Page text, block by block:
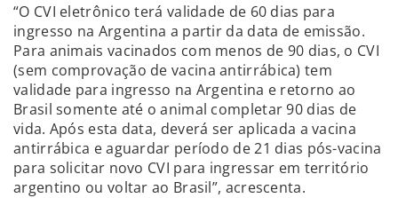
“O CVI eletrônico terá validade de 60 dias para
ingresso na Argentina a partir da data de emissão.
Para animais vacinados com menos de 90 dias, o CVI
(sem comprovação de vacina antirrábica) tem
validade para ingresso na Argentina e retorno ao
Brasil somente até o animal completar 90 dias de
vida. Após esta data, deverá ser aplicada a vacina
antirrábica e aguardar período de 21 dias pós-vacina
para solicitar novo CVI para ingressar em território
argentino ou voltar ao Brasil”, acrescenta.